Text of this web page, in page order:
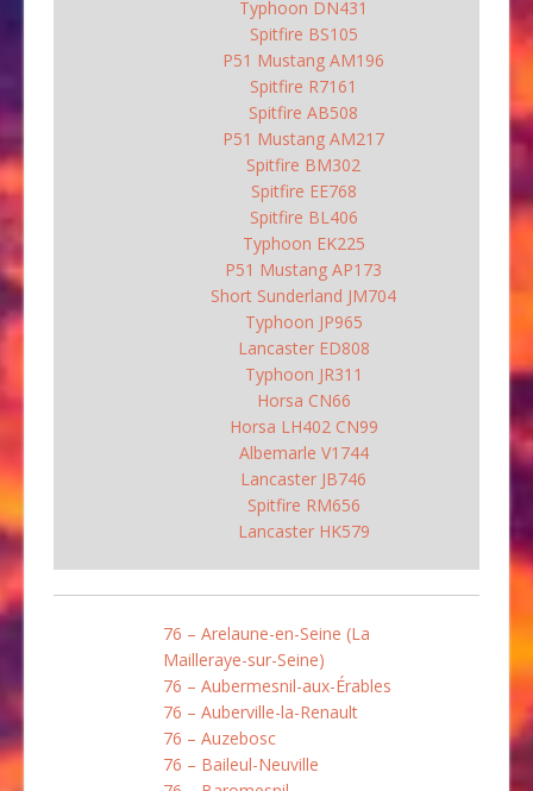
Typhoon DN431
Spitfire BS105
P51 Mustang AM196
Spitfire R7161
Spitfire AB508
P51 Mustang AM217
Spitfire BM302
Spitfire EE768
Spitfire BL406
Typhoon EK225
P51 Mustang AP173
Short Sunderland JM704
Typhoon JP965
Lancaster ED808
Typhoon JR311
Horsa CN66
Horsa LH402 CN99
Albemarle V1744
Lancaster JB746
Spitfire RM656
Lancaster HK579
76 – Arelaune-en-Seine (La
Mailleraye-sur-Seine)
76 – Aubermesnil-aux-Érables
76 – Auberville-la-Renault
76 – Auzebosc
76 – Baileul-Neuville